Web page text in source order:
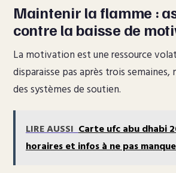
Maintenir la flamme :
contre la baisse de
La motivation est une ressource
disparaisse pas après trois
des systèmes de soutien.
LIRE AUSSI Carte ufc abu dhabi
horaires et infos à ne pas